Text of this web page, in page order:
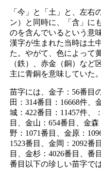
「今」と「土」と、左右
ン）と同時に、「含」に
のを含んでいるという意
漢字が生まれた当時は土
た。やがて、色によって
（鉄）、赤金（銅）など
主に青銅を意味していた。
苗字には、金子：56番目
田：314番目：16668件、
城：422番目：11457件、
目、金山：654番目、金
野：1071番目、金原：
1523番目、金岡：2092番
目、金杉：4026番目、番
番目以下の珍しい苗字で